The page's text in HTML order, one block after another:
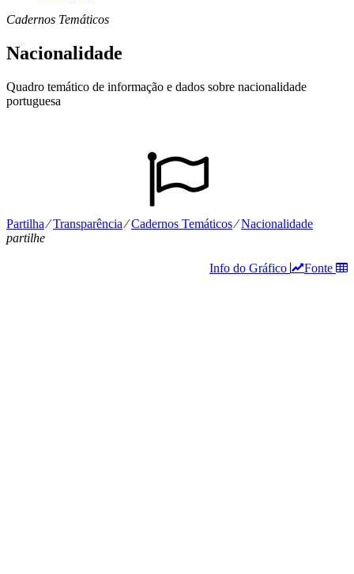
Cadernos Temáticos
Nacionalidade
Quadro temático de informação e dados sobre nacionalidade
portuguesa
Partilha⁄Transparência⁄Cadernos Temáticos⁄Nacionalidade
partilhe
Fonte
Info do Gráfico